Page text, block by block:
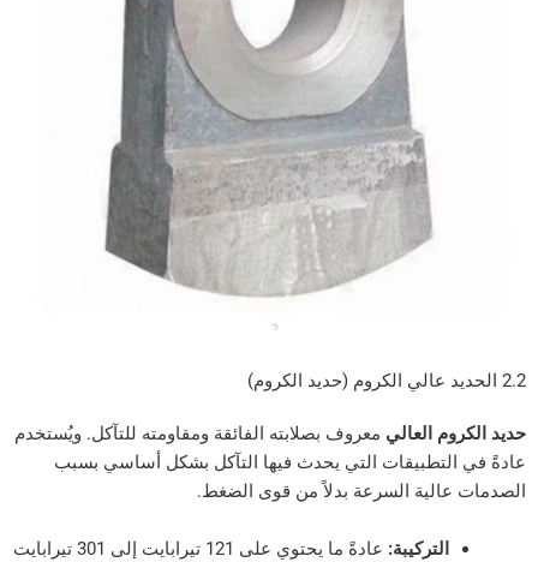
العاليمعروف بصلابته الفائقة ومقاومته للتآكل. ويُستخدم
التي يحدث فيها التآكل بشكل أساسي بسبب
السرعة بدلاً من قوى الضغط.
عادةً ما يحتوي على 121 تيرابايت إلى 301 تيرابايت